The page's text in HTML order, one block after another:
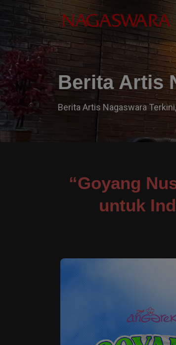
Berita Artis
Berita Artis Nagaswara
“Goyang
untuk